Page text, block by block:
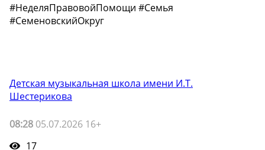
#НеделяПравовойПомощи #Семья
#СеменовскийОкруг
Детская музыкальная школа имени И.Т.
Шестерикова
08:28 05.07.2026 16+
17